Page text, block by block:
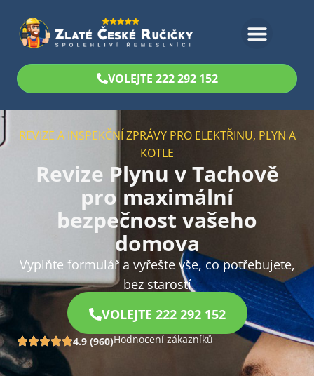
VOLEJTE 222 292 152
REVIZE A INSPEKČNÍ ZPRÁVY PRO ELEKTŘINU, PLYN A
KOTLE
Revize Plynu v Tachově
pro maximální
bezpečnost vašeho
domova
Vyplňte formulář a vyřešte vše, co potřebujete,
bez starostí
VOLEJTE 222 292 152
4.9 (960)Hodnocení zákazníků